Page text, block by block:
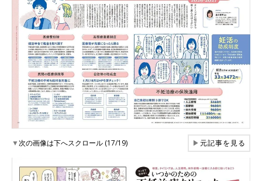
▼次の画像は下へスクロール (17/19) ▶元記事を見る